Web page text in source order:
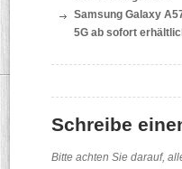
Samsung Galaxy
5G ab sofort
Schreibe
Bitte achten Sie darauf,